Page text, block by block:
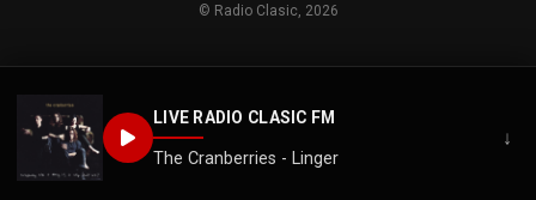
LIVE RADIO CLASIC FM
The Cranberries - Linger
↓
© Radio Clasic, 2026